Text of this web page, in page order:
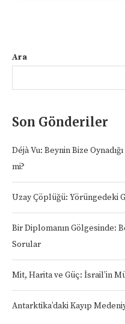
Ara
Son Gönderiler
Déjà Vu: Beynin Bize
mi?
Uzay Çöplüğü: Yörüngedeki
Bir Diplomanın Gölgesinde:
Sorular
Mit, Harita ve Güç: İsrail’in
Antarktika’daki Kayıp